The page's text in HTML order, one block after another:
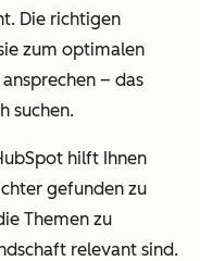
Die richtigen
zum optimalen
– das
suchen.
hilft Ihnen
gefunden zu
Themen zu
relevant sind.